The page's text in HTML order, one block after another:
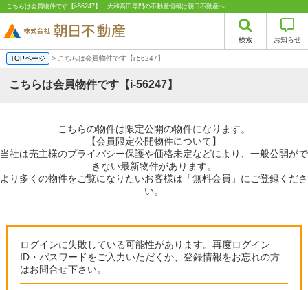
こちらは会員物件です【i-56247】｜大和高田専門の不動産情報は朝日不動産へ
検索 お知らせ
TOPページ > こちらは会員物件です【i-56247】
こちらは会員物件です【i-56247】
こちらの物件は限定公開の物件になります。
【会員限定公開物件について】
当社は売主様のプライバシー保護や価格未定などにより、一般公開がで
きない最新物件があります。
より多くの物件をご覧になりたいお客様は「無料会員」にご登録くださ
い。
ログインに失敗している可能性があります。再度ログイン
ID・パスワードをご入力いただくか、登録情報をお忘れの方
はお問合せ下さい。